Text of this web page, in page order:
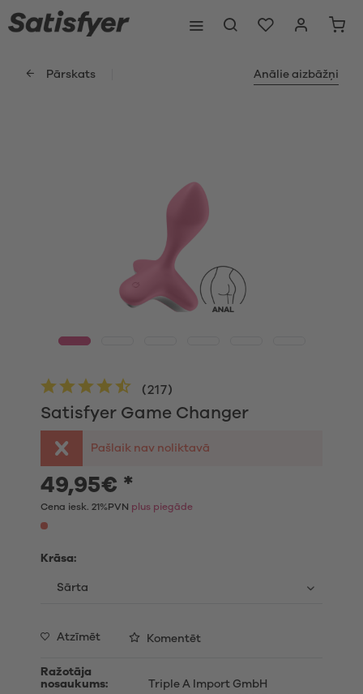
Pārskats Anālie aizbāžņi
Satisfyer Game Changer
(217)
Pašlaik nav noliktavā
49,95€ *
Cena iesk. 21%PVN plus piegāde
Krāsa:
Atzīmēt Komentēt
Ražotāja
nosaukums:
Triple A Import GmbH